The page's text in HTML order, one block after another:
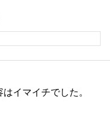
イマイチでした。